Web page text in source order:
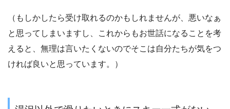
（もしかしたら受け取れるのかもしれませんが、悪いなぁ
と思ってしまいますし、これからもお世話になることを考
えると、無理は言いたくないのでそこは自分たちが気をつ
ければ良いと思っています。）